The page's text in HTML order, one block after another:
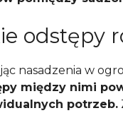
odstępy
nasadzenia w
między nimi
potrzeb.